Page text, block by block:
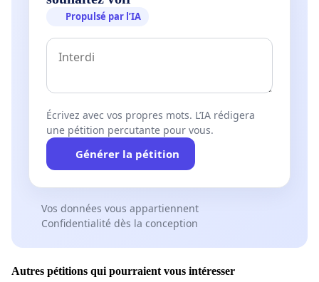
Propulsé par l’IA
Écrivez avec vos propres mots. L’IA rédigera
une pétition percutante pour vous.
Générer la pétition
Vos données vous appartiennent
Confidentialité dès la conception
Autres pétitions qui pourraient vous intéresser